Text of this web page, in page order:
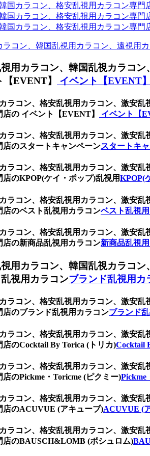
国カラコン、格安乱視用カラコン専門
国カラコン、格安乱視用カラコン専門
カラコン、格安乱視用カラコン専門
コン、韓国乱視用カラコン、遠視用
用カラコン、韓国乱視カラコ
EVENT】
イベント【EVENT】
ラコン、格安乱視用カラコン、激安
の イベント【EVENT】
イベント【
ラコン、格安乱視用カラコン、激安
のスタートキャンペーンスタートキ
ラコン、格安乱視用カラコン、激安
のKPOP(ケイ・ポップ)乱視用KPOP(
ラコン、格安乱視用カラコン、激安
のベスト乱視用カラコンベスト乱視
ラコン、格安乱視用カラコン、激安
の新商品乱視用カラコン新商品乱視
用カラコン、韓国乱視カラコ
視用カラコンブランド乱視用カ
ラコン、格安乱視用カラコン、激安
のブランド乱視用カラコンブランド
ラコン、格安乱視用カラコン、激安
のCocktail By Torica (トリカ)Cocktail
ラコン、格安乱視用カラコン、激安
のPickme・Toricme (ピクミー)Pickme
ラコン、格安乱視用カラコン、激安
店のACUVUE (アキューブ)ACUVUE (
ラコン、格安乱視用カラコン、激安
店のBAUSCH&LOMB (ボシュロム)